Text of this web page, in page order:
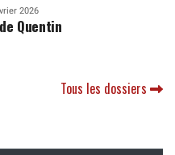
2026
Quentin
Tous les dossiers